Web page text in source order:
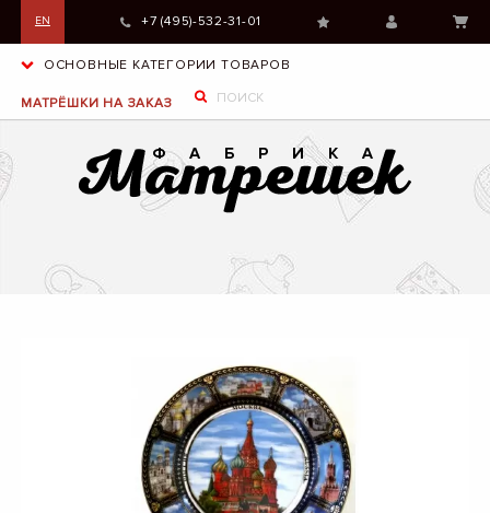
EN +7 (495)-532-31-01
ОСНОВНЫЕ КАТЕГОРИИ ТОВАРОВ
МАТРЁШКИ НА ЗАКАЗ